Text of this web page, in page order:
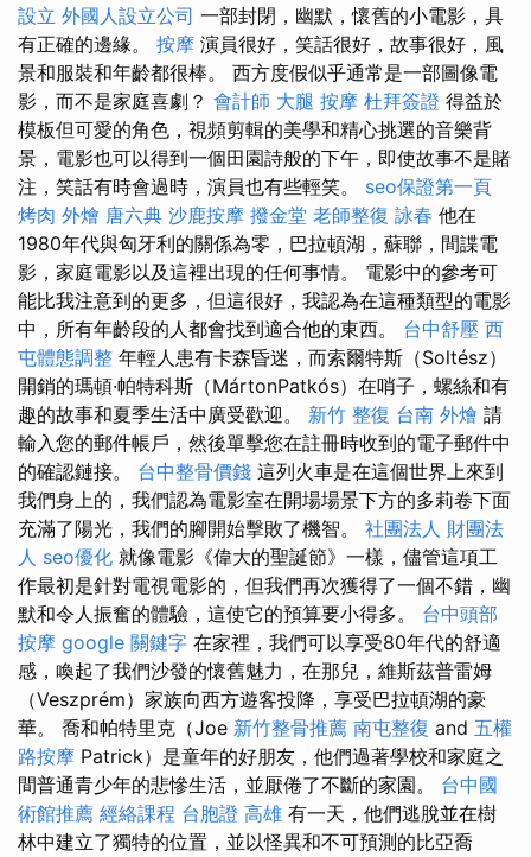
設立 外國人設立公司 一部封閉，幽默，懷舊的小電影，具
有正確的邊緣。 按摩 演員很好，笑話很好，故事很好，風
景和服裝和年齡都很棒。 西方度假似乎通常是一部圖像電
影，而不是家庭喜劇？ 會計師 大腿 按摩 杜拜簽證 得益於
模板但可愛的角色，視頻剪輯的美學和精心挑選的音樂背
景，電影也可以得到一個田園詩般的下午，即使故事不是賭
注，笑話有時會過時，演員也有些輕笑。 seo保證第一頁
烤肉 外燴 唐六典 沙鹿按摩 撥金堂 老師整復 詠春 他在
1980年代與匈牙利的關係為零，巴拉頓湖，蘇聯，間諜電
影，家庭電影以及這裡出現的任何事情。 電影中的參考可
能比我注意到的更多，但這很好，我認為在這種類型的電影
中，所有年齡段的人都會找到適合他的東西。 台中舒壓 西
屯體態調整 年輕人患有卡森昏迷，而索爾特斯（Soltész）
開銷的瑪頓·帕特科斯（MártonPatkós）在哨子，螺絲和有
趣的故事和夏季生活中廣受歡迎。 新竹 整復 台南 外燴 請
輸入您的郵件帳戶，然後單擊您在註冊時收到的電子郵件中
的確認鏈接。 台中整骨價錢 這列火車是在這個世界上來到
我們身上的，我們認為電影室在開場場景下方的多莉卷下面
充滿了陽光，我們的腳開始擊敗了機智。 社團法人 財團法
人 seo優化 就像電影《偉大的聖誕節》一樣，儘管這項工
作最初是針對電視電影的，但我們再次獲得了一個不錯，幽
默和令人振奮的體驗，這使它的預算要小得多。 台中頭部
按摩 google 關鍵字 在家裡，我們可以享受80年代的舒適
感，喚起了我們沙發的懷舊魅力，在那兒，維斯茲普雷姆
（Veszprém）家族向西方遊客投降，享受巴拉頓湖的豪
華。 喬和帕特里克（Joe 新竹整骨推薦 南屯整復 and 五權
路按摩 Patrick）是童年的好朋友，他們過著學校和家庭之
間普通青少年的悲慘生活，並厭倦了不斷的家園。 台中國
術館推薦 經絡課程 台胞證 高雄 有一天，他們逃脫並在樹
林中建立了獨特的位置，並以怪異和不可預測的比亞喬